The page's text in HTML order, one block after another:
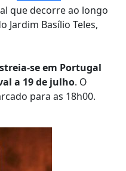
que decorre ao longo
Jardim Basílio Teles,
se em Portugal
a 19 de julho. O
para as 18h00.